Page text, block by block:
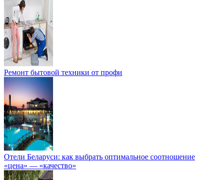
Ремонт бытовой техники от профи
Отели Беларуси: как выбрать оптимальное соотношение
«цена» — «качество»